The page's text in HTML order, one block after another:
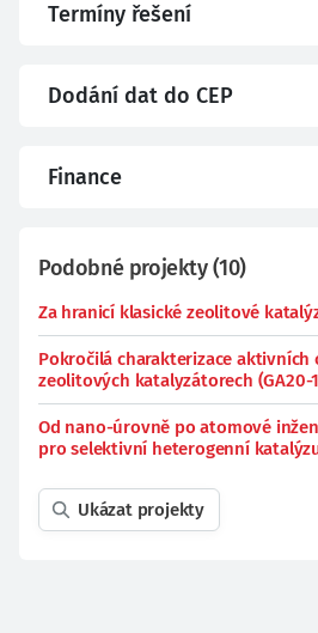
Termíny řešení
Dodání dat do CEP
Finance
Podobné projekty(10)
Za hranicí klasické zeolitové
Pokročilá charakterizace aktivních
zeolitových katalyzátorech (GA20-
Od nano-úrovně po atomové
pro selektivní heterogenní
Ukázat projekty